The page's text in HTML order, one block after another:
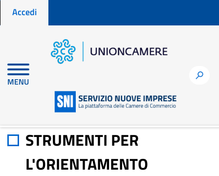
Menu profilo utente
Accedi
MENU
h
Home
STRUMENTI PER L'ORIENTAMENTO
STRUMENTI PER
L'ORIENTAMENTO